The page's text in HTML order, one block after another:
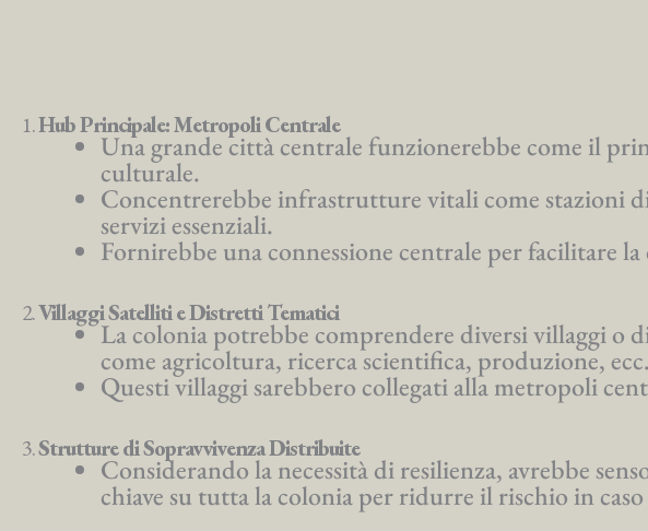
1.Hub Principale: Metropoli Centrale
Una grande città centrale funzionerebbe come il
culturale.
Concentrerebbe infrastrutture vitali come stazioni
servizi essenziali.
Fornirebbe una connessione centrale per facilitare
2.Villaggi Satelliti e Distretti Tematici
La colonia potrebbe comprendere diversi villaggi o
come agricoltura, ricerca scientifica, produzione, ecc.
Questi villaggi sarebbero collegati alla metropoli
3.Strutture di Sopravvivenza Distribuite
Considerando la necessità di resilienza, avrebbe
chiave su tutta la colonia per ridurre il rischio in caso